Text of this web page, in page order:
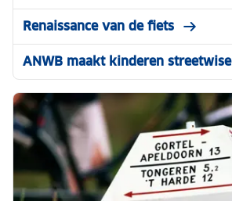
Renaissance van de fiets
ANWB maakt kinderen streetwise